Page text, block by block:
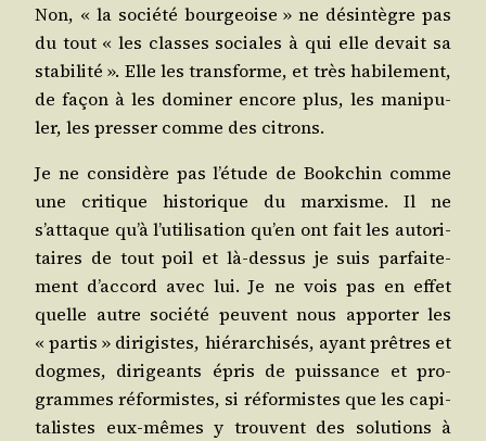
Non, « la socié­té bour­geoise » ne dés­in­tègre pas
du tout « les classes sociales à qui elle devait sa
sta­bi­li­té ». Elle les trans­forme, et très habi­le­ment,
de façon à les domi­ner encore plus, les mani­pu­
ler, les pres­ser comme des citrons.
Je ne consi­dère pas l’étude de Book­chin comme
une cri­tique his­to­rique du mar­xisme. Il ne
s’attaque qu’à l’utilisation qu’en ont fait les auto­ri­
taires de tout poil et là-des­sus je suis par­fai­te­
ment d’accord avec lui. Je ne vois pas en effet
quelle autre socié­té peuvent nous appor­ter les
« par­tis » diri­gistes, hié­rar­chi­sés, ayant prêtres et
dogmes, diri­geants épris de puis­sance et pro­
grammes réfor­mistes, si réfor­mistes que les capi­
ta­listes eux-mêmes y trouvent des solu­tions à